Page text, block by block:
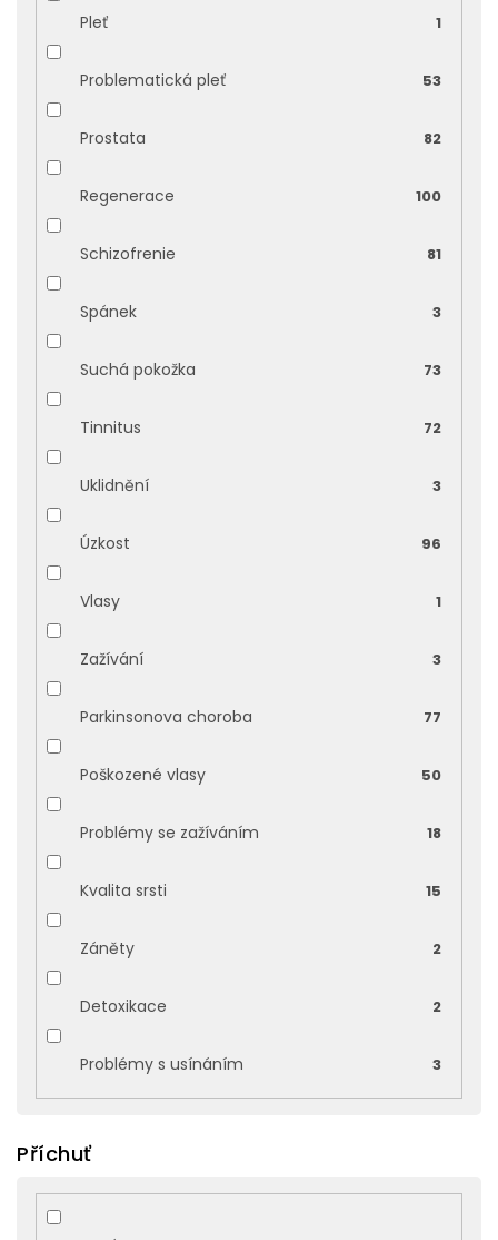
Pleť 1
Problematická pleť 53
Prostata 82
Regenerace 100
Schizofrenie 81
Spánek 3
Suchá pokožka 73
Tinnitus 72
Uklidnění 3
Úzkost 96
Vlasy 1
Zažívání 3
Parkinsonova choroba 77
Poškozené vlasy 50
Problémy se zažíváním 18
Kvalita srsti 15
Záněty 2
Detoxikace 2
Problémy s usínáním 3
Příchuť